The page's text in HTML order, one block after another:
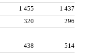
1 455
1 437
320
296
438
514